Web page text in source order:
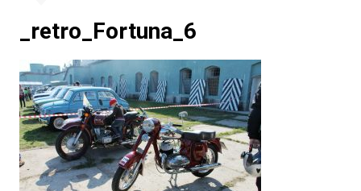
_retro_Fortuna_6